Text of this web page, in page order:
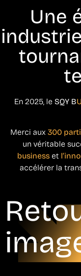
Une
En 2025, le SQY B
Merci aux 300
un véritable
businesset
accélérer la